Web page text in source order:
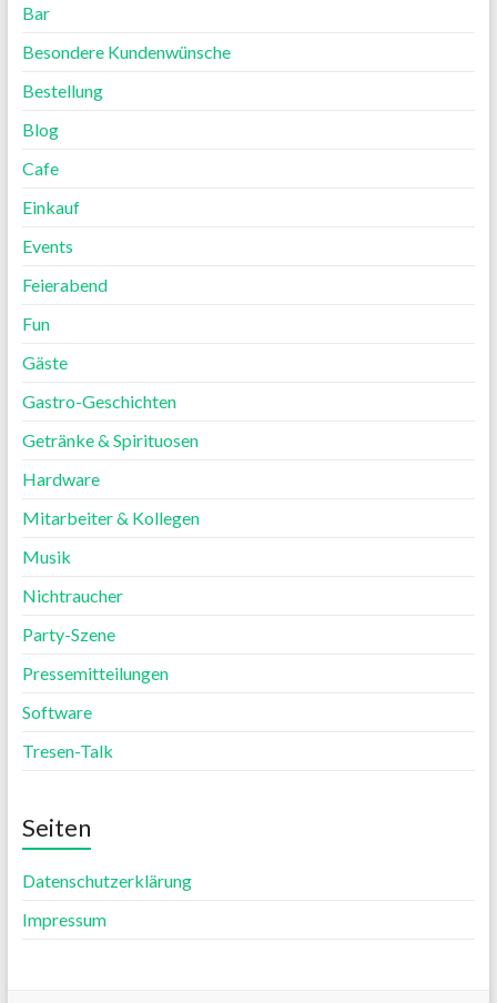
Bar
Besondere Kundenwünsche
Bestellung
Blog
Cafe
Einkauf
Events
Feierabend
Fun
Gäste
Gastro-Geschichten
Getränke & Spirituosen
Hardware
Mitarbeiter & Kollegen
Musik
Nichtraucher
Party-Szene
Pressemitteilungen
Software
Tresen-Talk
Seiten
Datenschutzerklärung
Impressum